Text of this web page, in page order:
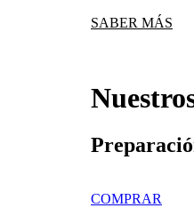
SABER MÁS
COMPRAR